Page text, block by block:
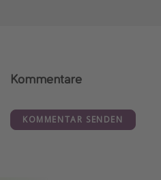
Kommentare
KOMMENTAR SENDEN